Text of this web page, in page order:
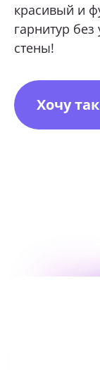
красивый и
гарнитур
стены!
Хочу